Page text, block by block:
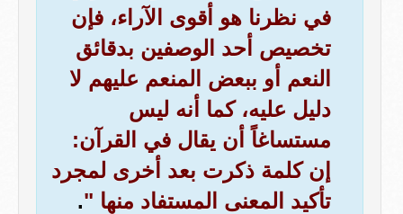
في نظرنا هو أقوى الآراء، فإن
تخصيص أحد الوصفين بدقائق
النعم أو ببعض المنعم عليهم لا
دليل عليه، كما أنه ليس
مستساغاً أن يقال في القرآن:
إن كلمة ذكرت بعد أخرى لمجرد
تأكيد المعنى المستفاد منها ".